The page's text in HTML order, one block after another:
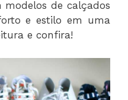
de calçados
e estilo em uma
e confira!